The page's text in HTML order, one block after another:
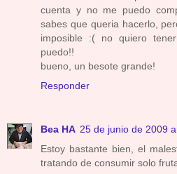
cuenta y no me puedo
sabes que queria hacerlo,
imposible :( no quiero
puedo!!
bueno, un besote grande!
Responder
Bea HA 25 de junio de 2009
Estoy bastante bien, el
tratando de consumir solo